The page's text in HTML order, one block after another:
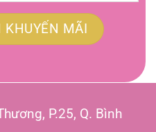
P.25, Q. Bình